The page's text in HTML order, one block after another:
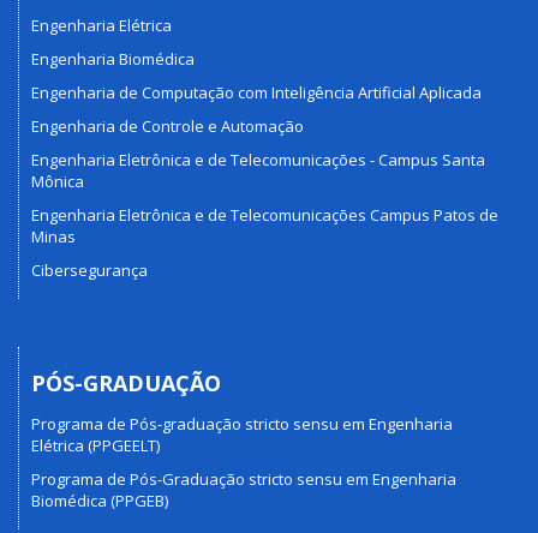
Engenharia Elétrica
Engenharia Biomédica
Engenharia de Computação com Inteligência Artificial Aplicada
Engenharia de Controle e Automação
Engenharia Eletrônica e de Telecomunicações - Campus Santa
Mônica
Engenharia Eletrônica e de Telecomunicações Campus Patos de
Minas
Cibersegurança
PÓS-GRADUAÇÃO
Programa de Pós-graduação stricto sensu em Engenharia
Elétrica (PPGEELT)
Programa de Pós-Graduação stricto sensu em Engenharia
Biomédica (PPGEB)